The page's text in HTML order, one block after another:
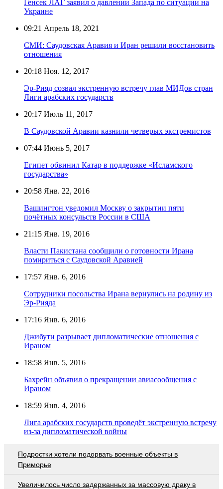
Генсек ЛАГ заявил о давлении Запада по ситуации на
Украине
09:21 Апрель 18, 2021
СМИ: Саудовская Аравия и Иран решили восстановить
отношения
20:18 Ноя. 12, 2017
Эр-Рияд созвал экстренную встречу глав МИДов стран
Лиги арабских государств
20:17 Июль 11, 2017
В Саудовской Аравии казнили четверых экстремистов
07:44 Июнь 5, 2017
Египет обвинил Катар в поддержке «Исламского
государства»
20:58 Янв. 22, 2016
Вашингтон уведомил Москву о закрытии пяти
почётных консульств России в США
21:15 Янв. 19, 2016
Власти Пакистана сообщили о готовности Ирана
помириться с Саудовской Аравией
17:57 Янв. 6, 2016
Сотрудники посольства Ирана вернулись на родину из
Эр-Рияда
17:16 Янв. 6, 2016
Джибути разрывает дипломатические отношения с
Ираном
18:58 Янв. 5, 2016
Бахрейн объявил о прекращении авиасообщения с
Ираном
18:59 Янв. 4, 2016
Лига арабских государств проведёт экстренную встречу
из-за дипломатической войны
Подростки хотели подорвать военные объекты в
Приморье
Увеличилось число задержанных за массовую драку в